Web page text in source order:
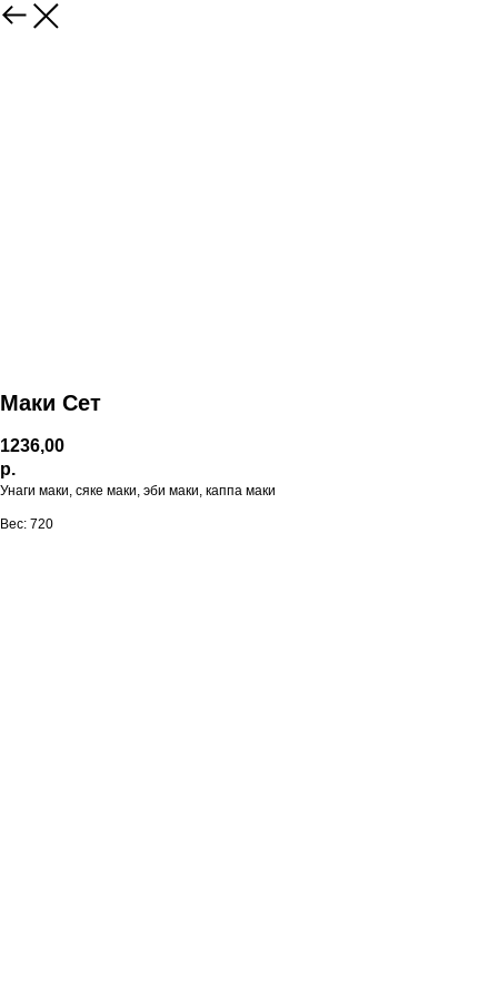
Маки Сет
1236,00
р.
Унаги маки, сяке маки, эби маки, каппа маки
Вес: 720